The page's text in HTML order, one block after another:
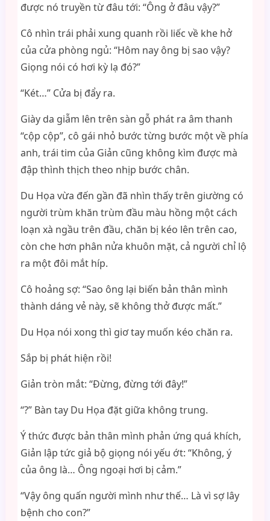
được nó truyền từ đâu tới: “Ông ở đâu vậy?”
Cô nhìn trái phải xung quanh rồi liếc về khe hở
của cửa phòng ngủ: “Hôm nay ông bị sao vậy?
Giọng nói có hơi kỳ lạ đó?”
“Két…” Cửa bị đẩy ra.
Giày da giẫm lên trên sàn gỗ phát ra âm thanh
“cộp cộp”, cô gái nhỏ bước từng bước một về phía
anh, trái tim của Giản cũng không kìm được mà
đập thình thịch theo nhịp bước chân.
Du Họa vừa đến gần đã nhìn thấy trên giường có
người trùm khăn trùm đầu màu hồng một cách
loạn xà ngầu trên đầu, chăn bị kéo lên trên cao,
còn che hơn phân nửa khuôn mặt, cả người chỉ lộ
ra một đôi mắt híp.
Cô hoảng sợ: “Sao ông lại biến bản thân mình
thành dáng vẻ này, sẽ không thở được mất.”
Du Họa nói xong thì giơ tay muốn kéo chăn ra.
Sắp bị phát hiện rồi!
Giản tròn mắt: “Đừng, đừng tới đây!”
“?” Bàn tay Du Họa đặt giữa không trung.
Ý thức được bản thân mình phản ứng quá khích,
Giản lập tức giả bộ giọng nói yếu ớt: “Không, ý
của ông là… Ông ngoại hơi bị cảm.”
“Vậy ông quấn người mình như thế… Là vì sợ lây
bệnh cho con?”